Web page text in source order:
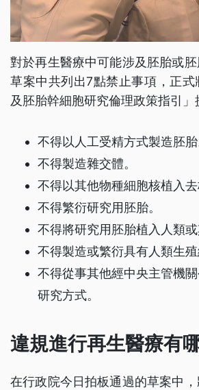
對於再生醫療中可能涉及胚胎或胚
草案中共列出7點禁止事項，正
及胚胎幹細胞研究倫理政策指引」
不得以人工受精方式製造胚胎
不得製造雜交體。
不得以其他物種細胞核植入去
不得繁衍研究用胚胎。
不得將研究用胚胎植入人類或
不得製造或繁衍具有人類生殖
不得從事其他經中央主管機
研究方式。
違規進行再生醫療有
在行政院今日拍板通過的草案中